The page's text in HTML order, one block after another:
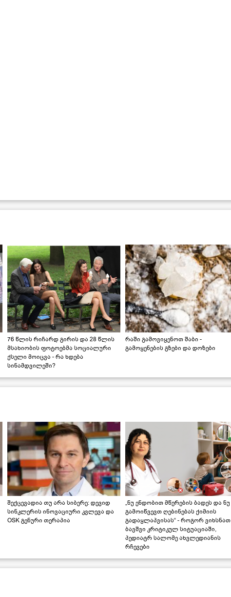
76 წლის რიჩარდ გირის და 28 წლის
მსახიობის ფოტოებმა სოციალური
ქსელი მოიცვა - რა ხდება
სინამდვილეში?
რაში გამოვიყენოთ შაბი -
გამოყენების გზები და დოზები
შექცევადია თუ არა სიბერე: დევიდ
სინკლერის ინოვაციური კვლევა და
OSK გენური თერაპია
„ნუ ენდობით მწერების ბადეს და ნუ
გამოიწვევთ ღებინებას ქიმიის
გადაყლაპვისას“ - როგორ ვიხსნათ
ბავშვი კრიტიკულ სიტუაციაში,
პედიატრ სალომე ახვლედიანის
რჩევები